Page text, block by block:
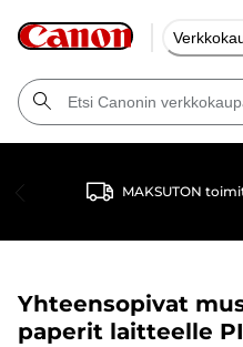
MAKSUTON
Yhteensopivat
paperit laitteelle